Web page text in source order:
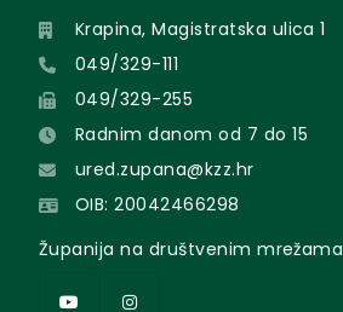
Krapina, Magistratska ulica 1
049/329-111
049/329-255
Radnim danom od 7 do 15
ured.zupana@kzz.hr
OIB: 20042466298
Županija na društvenim mrežama